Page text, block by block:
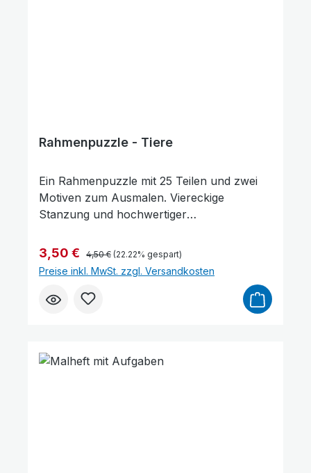
Rahmenpuzzle - Tiere
Ein Rahmenpuzzle mit 25 Teilen und zwei
Motiven zum Ausmalen. Viereckige
Stanzung und hochwertiger
Bibelvers: Der Herr tut dir Gutes. Psalm
116,7Puzzle "Katzen" mit dem Bibelvers: Ich
freue mich an dem Herrn. Psalm 104,34ab
4 Jahren
Verkaufspreis:
3,50 € Regulärer Preis:
4,50 € (22.22% gespart)
Preise inkl. MwSt. zzgl. Versandkosten
Text vergrößern Hochkontrastmodus